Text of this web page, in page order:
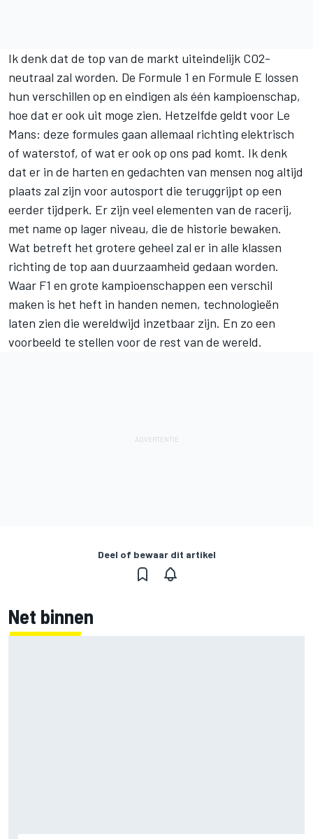
Ik denk dat de top van de markt uiteindelijk CO2-
neutraal zal worden. De Formule 1 en Formule E lossen
hun verschillen op en eindigen als één kampioenschap,
hoe dat er ook uit moge zien. Hetzelfde geldt voor Le
Mans: deze formules gaan allemaal richting elektrisch
of waterstof, of wat er ook op ons pad komt. Ik denk
dat er in de harten en gedachten van mensen nog altijd
plaats zal zijn voor autosport die teruggrijpt op een
eerder tijdperk. Er zijn veel elementen van de racerij,
met name op lager niveau, die de historie bewaken.
Wat betreft het grotere geheel zal er in alle klassen
richting de top aan duurzaamheid gedaan worden.
Waar F1 en grote kampioenschappen een verschil
maken is het heft in handen nemen, technologieën
laten zien die wereldwijd inzetbaar zijn. En zo een
voorbeeld te stellen voor de rest van de wereld.
Deel of bewaar dit artikel
Net binnen